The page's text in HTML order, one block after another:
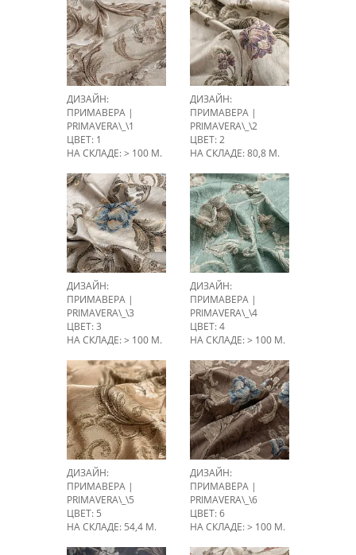
ДИЗАЙН:
ПРИМАВЕРА |
PRIMAVERA\_\1
ЦВЕТ: 1
НА СКЛАДЕ: > 100 М.
ДИЗАЙН:
ПРИМАВЕРА |
PRIMAVERA\_\2
ЦВЕТ: 2
НА СКЛАДЕ: 80,8 М.
ДИЗАЙН:
ПРИМАВЕРА |
PRIMAVERA\_\3
ЦВЕТ: 3
НА СКЛАДЕ: > 100 М.
ДИЗАЙН:
ПРИМАВЕРА |
PRIMAVERA\_\4
ЦВЕТ: 4
НА СКЛАДЕ: > 100 М.
ДИЗАЙН:
ПРИМАВЕРА |
PRIMAVERA\_\5
ЦВЕТ: 5
НА СКЛАДЕ: 54,4 М.
ДИЗАЙН:
ПРИМАВЕРА |
PRIMAVERA\_\6
ЦВЕТ: 6
НА СКЛАДЕ: > 100 М.